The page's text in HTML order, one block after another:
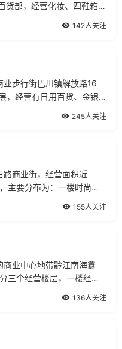
货部，经营化妆、四鞋箱
142人关注
步行街巴川镇解放路16
，经营有日用百货、金银
245人关注
路商业街，经营面积近
主要分布为：一楼时尚名
155人关注
业中心地带黔江南海鑫
三个经营楼层，一楼经
136人关注